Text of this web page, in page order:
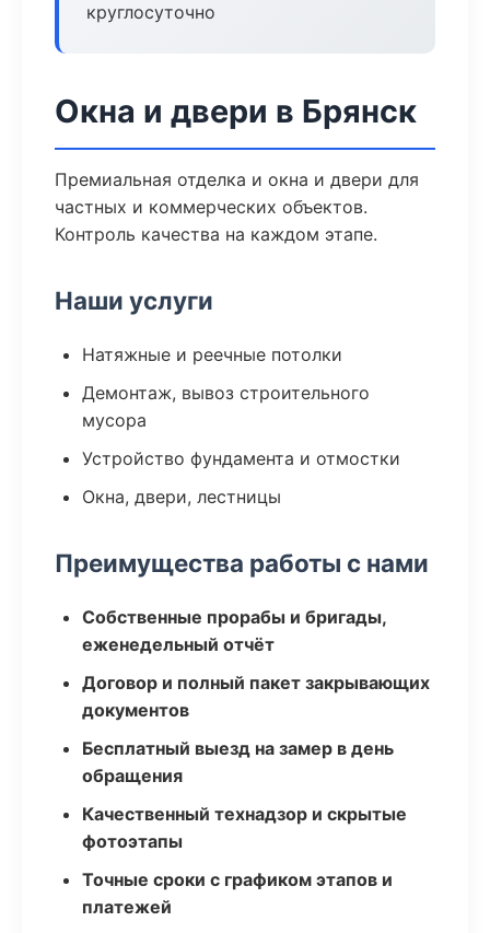
круглосуточно
Окна и двери в Брянск
Премиальная отделка и окна и двери для
частных и коммерческих объектов.
Контроль качества на каждом этапе.
Наши услуги
Натяжные и реечные потолки
Демонтаж, вывоз строительного
мусора
Устройство фундамента и отмостки
Окна, двери, лестницы
Преимущества работы с нами
Собственные прорабы и бригады,
еженедельный отчёт
Договор и полный пакет закрывающих
документов
Бесплатный выезд на замер в день
обращения
Качественный технадзор и скрытые
фотоэтапы
Точные сроки с графиком этапов и
платежей